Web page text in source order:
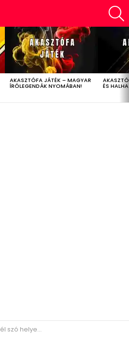
AKASZTÓFA JÁTÉK – MAGYAR
ÍRÓLEGENDÁK NYOMÁBAN! ÉS
– Így írjuk helyesen!